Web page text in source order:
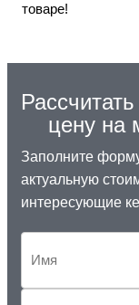
товаре!
цену на
Заполните
актуальную
интересующие